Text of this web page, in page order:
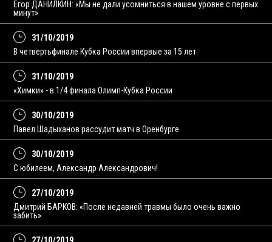
Егор ДАНИЛКИН: «Мы не дали усомниться в нашем уровне с первых
минут»
31/10/2019
В четвертьфинале Кубка России впервые за 15 лет
31/10/2019
«Химки» - в 1/4 финала Олимп-Кубка России
30/10/2019
Павел Шадыханов рассудит матч в Оренбурге
30/10/2019
С юбилеем, Александр Александрович!
27/10/2019
Дмитрий БАРКОВ: «После недавней травмы было очень важно
забить»